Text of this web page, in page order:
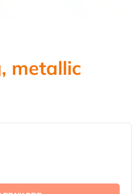
metallic